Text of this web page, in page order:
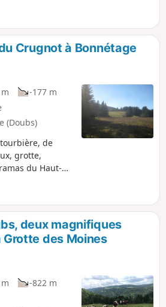
polychrome et une
coup de frais à la
terminer, cet
romain circulaire, la
Comté.
Crugnot à Bonnétage
-177 m
(Doubs)
de
grotte,
du Haut-
deux magnifiques
des Moines
-822 m